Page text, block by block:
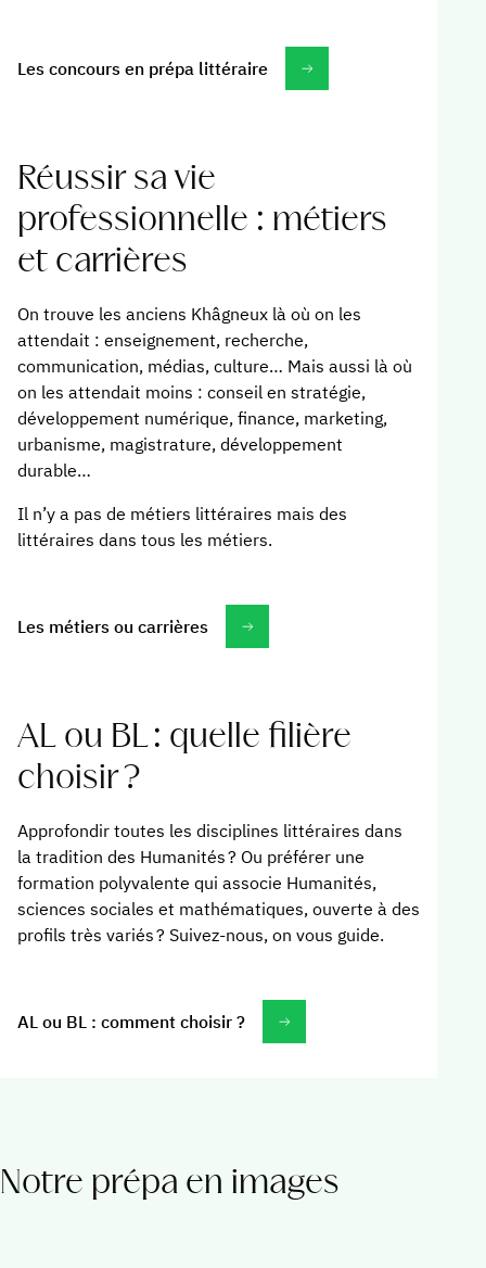
Les concours en prépa littéraire
Réussir sa vie
professionnelle : métiers
et carrières
On trouve les anciens Khâgneux là où on les
attendait : enseignement, recherche,
communication, médias, culture… Mais aussi là où
on les attendait moins : conseil en stratégie,
développement numérique, finance, marketing,
urbanisme, magistrature, développement
durable…
Il n’y a pas de métiers littéraires mais des
littéraires dans tous les métiers.
Les métiers ou carrières
AL ou BL : quelle filière
choisir ?
Approfondir toutes les disciplines littéraires dans
la tradition des Humanités ? Ou préférer une
formation polyvalente qui associe Humanités,
sciences sociales et mathématiques, ouverte à des
profils très variés ? Suivez-nous, on vous guide.
AL ou BL : comment choisir ?
Notre prépa en images